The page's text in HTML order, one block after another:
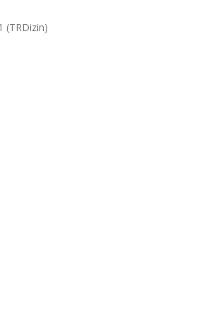
(TRDizin)